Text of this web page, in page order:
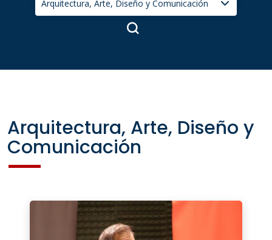
Arquitectura, Arte, Diseño y
Comunicación